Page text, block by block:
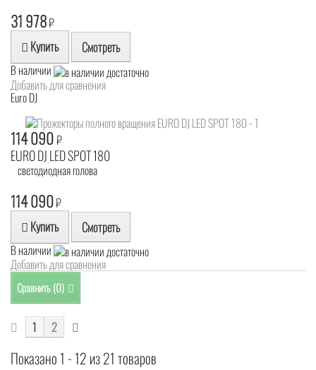
31 978₽
Купить Смотреть
В наличии
Добавить для сравнения
Euro DJ
114 090₽
EURO DJ LED SPOT 180
светодиодная голова
114 090₽
Купить Смотреть
В наличии
Добавить для сравнения
Сравнить (0)
1 2
Показано 1 - 12 из 21 товаров